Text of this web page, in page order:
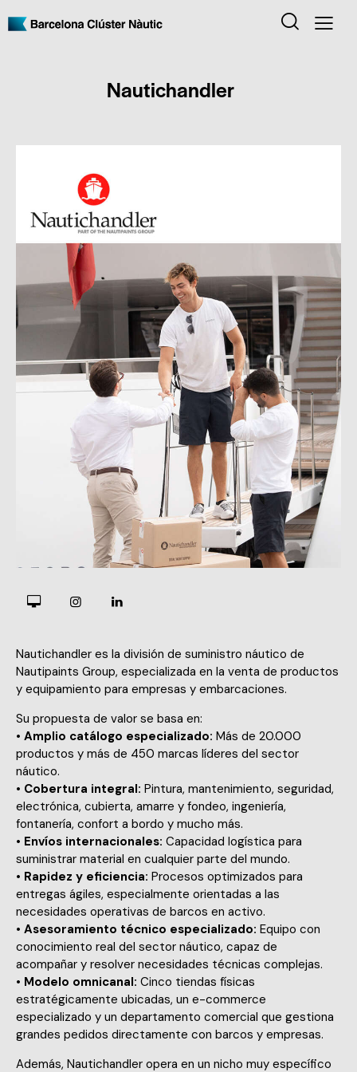
Nautichandler
Nautichandler es la división de suministro náutico de
Nautipaints Group, especializada en la venta de productos
y equipamiento para empresas y embarcaciones.
Su propuesta de valor se basa en:
• Amplio catálogo especializado: Más de 20.000
productos y más de 450 marcas líderes del sector
náutico.
• Cobertura integral: Pintura, mantenimiento, seguridad,
electrónica, cubierta, amarre y fondeo, ingeniería,
fontanería, confort a bordo y mucho más.
• Envíos internacionales: Capacidad logística para
suministrar material en cualquier parte del mundo.
• Rapidez y eficiencia: Procesos optimizados para
entregas ágiles, especialmente orientadas a las
necesidades operativas de barcos en activo.
• Asesoramiento técnico especializado: Equipo con
conocimiento real del sector náutico, capaz de
acompañar y resolver necesidades técnicas complejas.
• Modelo omnicanal: Cinco tiendas físicas
estratégicamente ubicadas, un e-commerce
especializado y un departamento comercial que gestiona
grandes pedidos directamente con barcos y empresas.
Además, Nautichandler opera en un nicho muy específico